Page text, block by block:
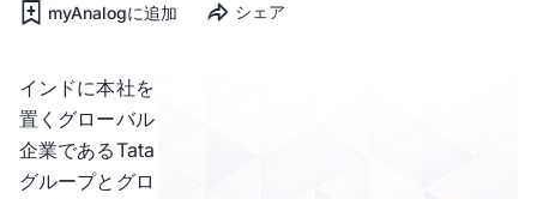
myAnalogに追加 シェア
インドに本社を
置くグローバル
企業であるTata
グループとグロ